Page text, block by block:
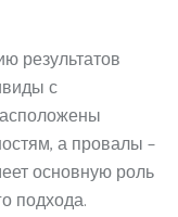
результатов
с
а провалы –
основную роль
подхода.